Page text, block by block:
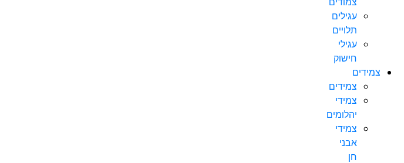
עגילים
תלויים
עגילי
חישוק
צמידים
צמידים
צמידי
יהלומים
צמידי
אבני
חן